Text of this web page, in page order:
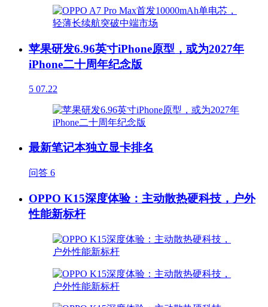
苹果研发6.96英寸iPhone原型，或为2027年
iPhone二十周年纪念版
5 07.22
最新笔记本独立显卡排名
问答 6
OPPO K15深度体验：主动散热硬科技，户外
性能新标杆